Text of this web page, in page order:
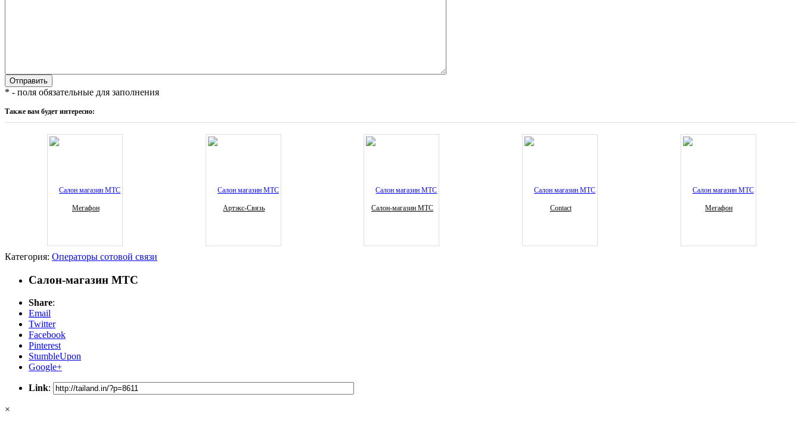
* - поля обязательные для заполнения
Также вам будет интересно:
Мегафон Артэкс-Связь Салон-магазин МТС Contact Мегафон
Категория: Операторы сотовой связи
Салон-магазин МТС
Share:
Email
Twitter
Facebook
Pinterest
StumbleUpon
Google+
Link:
×